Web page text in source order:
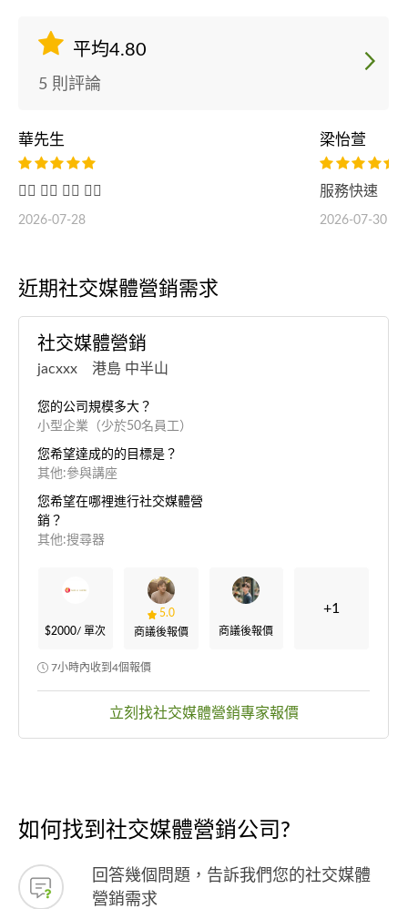
平均4.80
5 則評論
華先生
2026-07-28
梁怡萱
服務快速
2026-07-30
近期社交媒體營銷需求
社交媒體營銷
jacxxx 港島 中半山
您的公司規模多大？
小型企業（少於50名員工）
您希望達成的的目標是？
其他:參與講座
您希望在哪裡進行社交媒體營
銷？
其他:搜尋器
$2000/ 單次
5.0
商議後報價
商議後報價
+1
7小時內收到4個報價
立刻找社交媒體營銷專家報價
如何找到社交媒體營銷公司?
回答幾個問題，告訴我們您的社交媒體
營銷需求